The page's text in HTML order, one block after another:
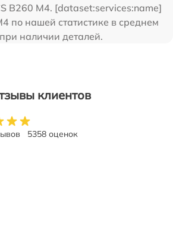
B260 M4. [dataset:services:name]
по нашей статистике в среднем
наличии деталей.
клиентов
5358 оценок